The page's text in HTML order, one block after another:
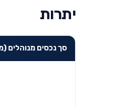
יתרות
סך נכסים מנוהלים